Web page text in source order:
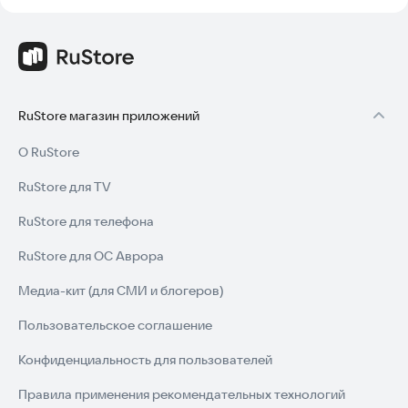
RuStore магазин приложений
О RuStore
RuStore для TV
RuStore для телефона
RuStore для ОС Аврора
Медиа-кит (для СМИ и блогеров)
Пользовательское соглашение
Конфиденциальность для пользователей
Правила применения рекомендательных технологий